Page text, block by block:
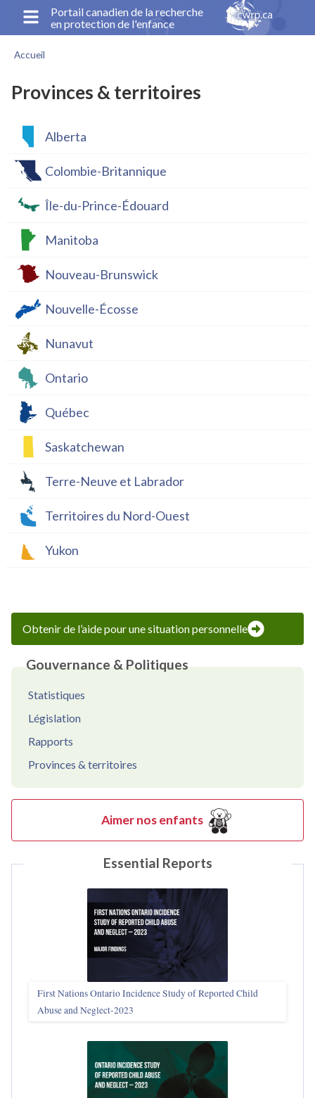
principal
Portail canadien de la recherche
en protection de l'enfance
d'Ariane
Accueil
Provinces & territoires
Alberta
Colombie-Britannique
Île-du-Prince-Édouard
Manitoba
Nouveau-Brunswick
Nouvelle-Écosse
Nunavut
Ontario
Québec
Saskatchewan
Terre-Neuve et Labrador
Territoires du Nord-Ouest
Yukon
Obtenir de l’aide pour une situation personnelle
Gouvernance & Politiques
Statistiques
Législation
Rapports
Provinces & territoires
Aimer nos enfants
Essential Reports
First Nations Ontario Incidence Study of Reported Child
Abuse and Neglect‑2023